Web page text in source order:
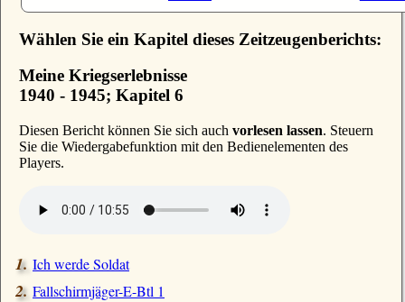
Wählen Sie ein Kapitel dieses Zeitzeugenberichts:
Meine Kriegserlebnisse
1940 - 1945; Kapitel 6
Diesen Bericht können Sie sich auch vorlesen lassen. Steuern
Sie die Wiedergabefunktion mit den Bedienelementen des
Players.
Ich werde Soldat
Fallschirmjäger-E-Btl 1